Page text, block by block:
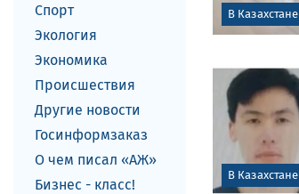
Спорт
Экология
Экономика
Происшествия
Другие новости
Госинформзаказ
О чем писал «АЖ»
Бизнес - класс!
В Казахстане
В Казахстане